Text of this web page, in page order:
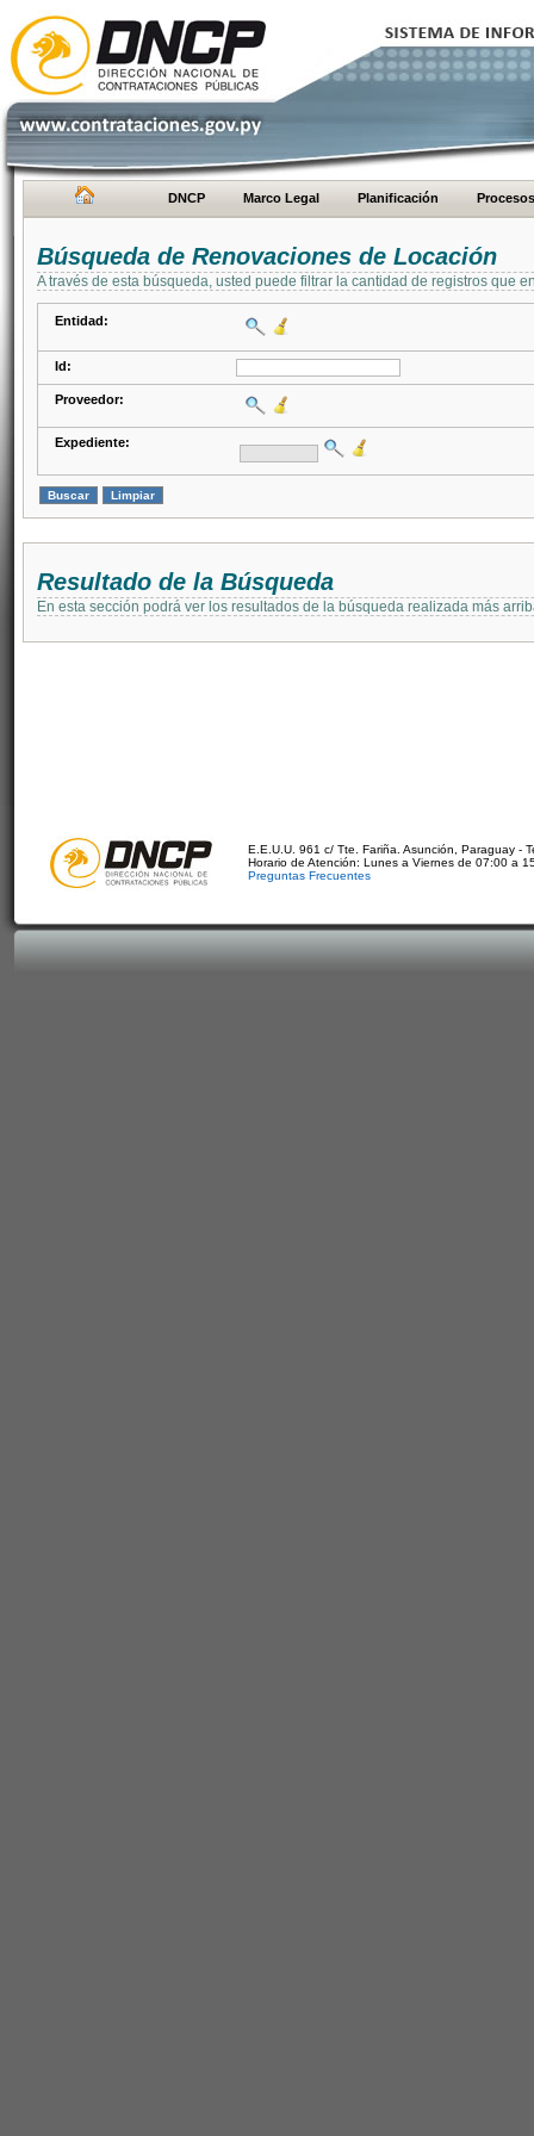
DNCP Marco Legal Planificación Procesos
Búsqueda de Renovaciones de Locación
A través de esta búsqueda, usted puede filtrar la cantidad de registros que
Entidad:
Id:
Proveedor:
Expediente:
Resultado de la Búsqueda
En esta sección podrá ver los resultados de la búsqueda realizada más
E.E.U.U. 961 c/ Tte. Fariña. Asunción, Paraguay -
Horario de Atención: Lunes a Viernes de 07:00 a
Preguntas Frecuentes